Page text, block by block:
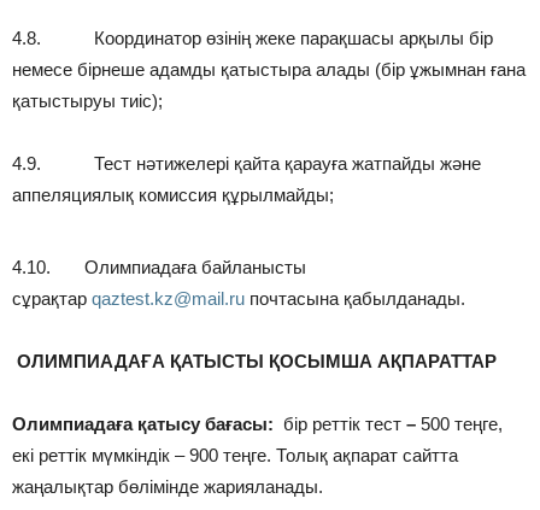
4.8. Координатор өзінің жеке парақшасы арқылы бір
немесе бірнеше адамды қатыстыра алады (бір ұжымнан ғана
қатыстыруы тиіс);
4.9. Тест нәтижелері қайта қарауға жатпайды және
аппеляциялық комиссия құрылмайды;
4.10. Олимпиадаға байланысты
сұрақтар qaztest.kz@mail.ru почтасына қабылданады.
ОЛИМПИАДАҒА ҚАТЫСТЫ ҚОСЫМША АҚПАРАТТАР
Олимпиадаға қатысу бағасы: бір реттік тест – 500 теңге,
екі реттік мүмкіндік – 900 теңге. Толық ақпарат сайтта
жаңалықтар бөлімінде жарияланады.